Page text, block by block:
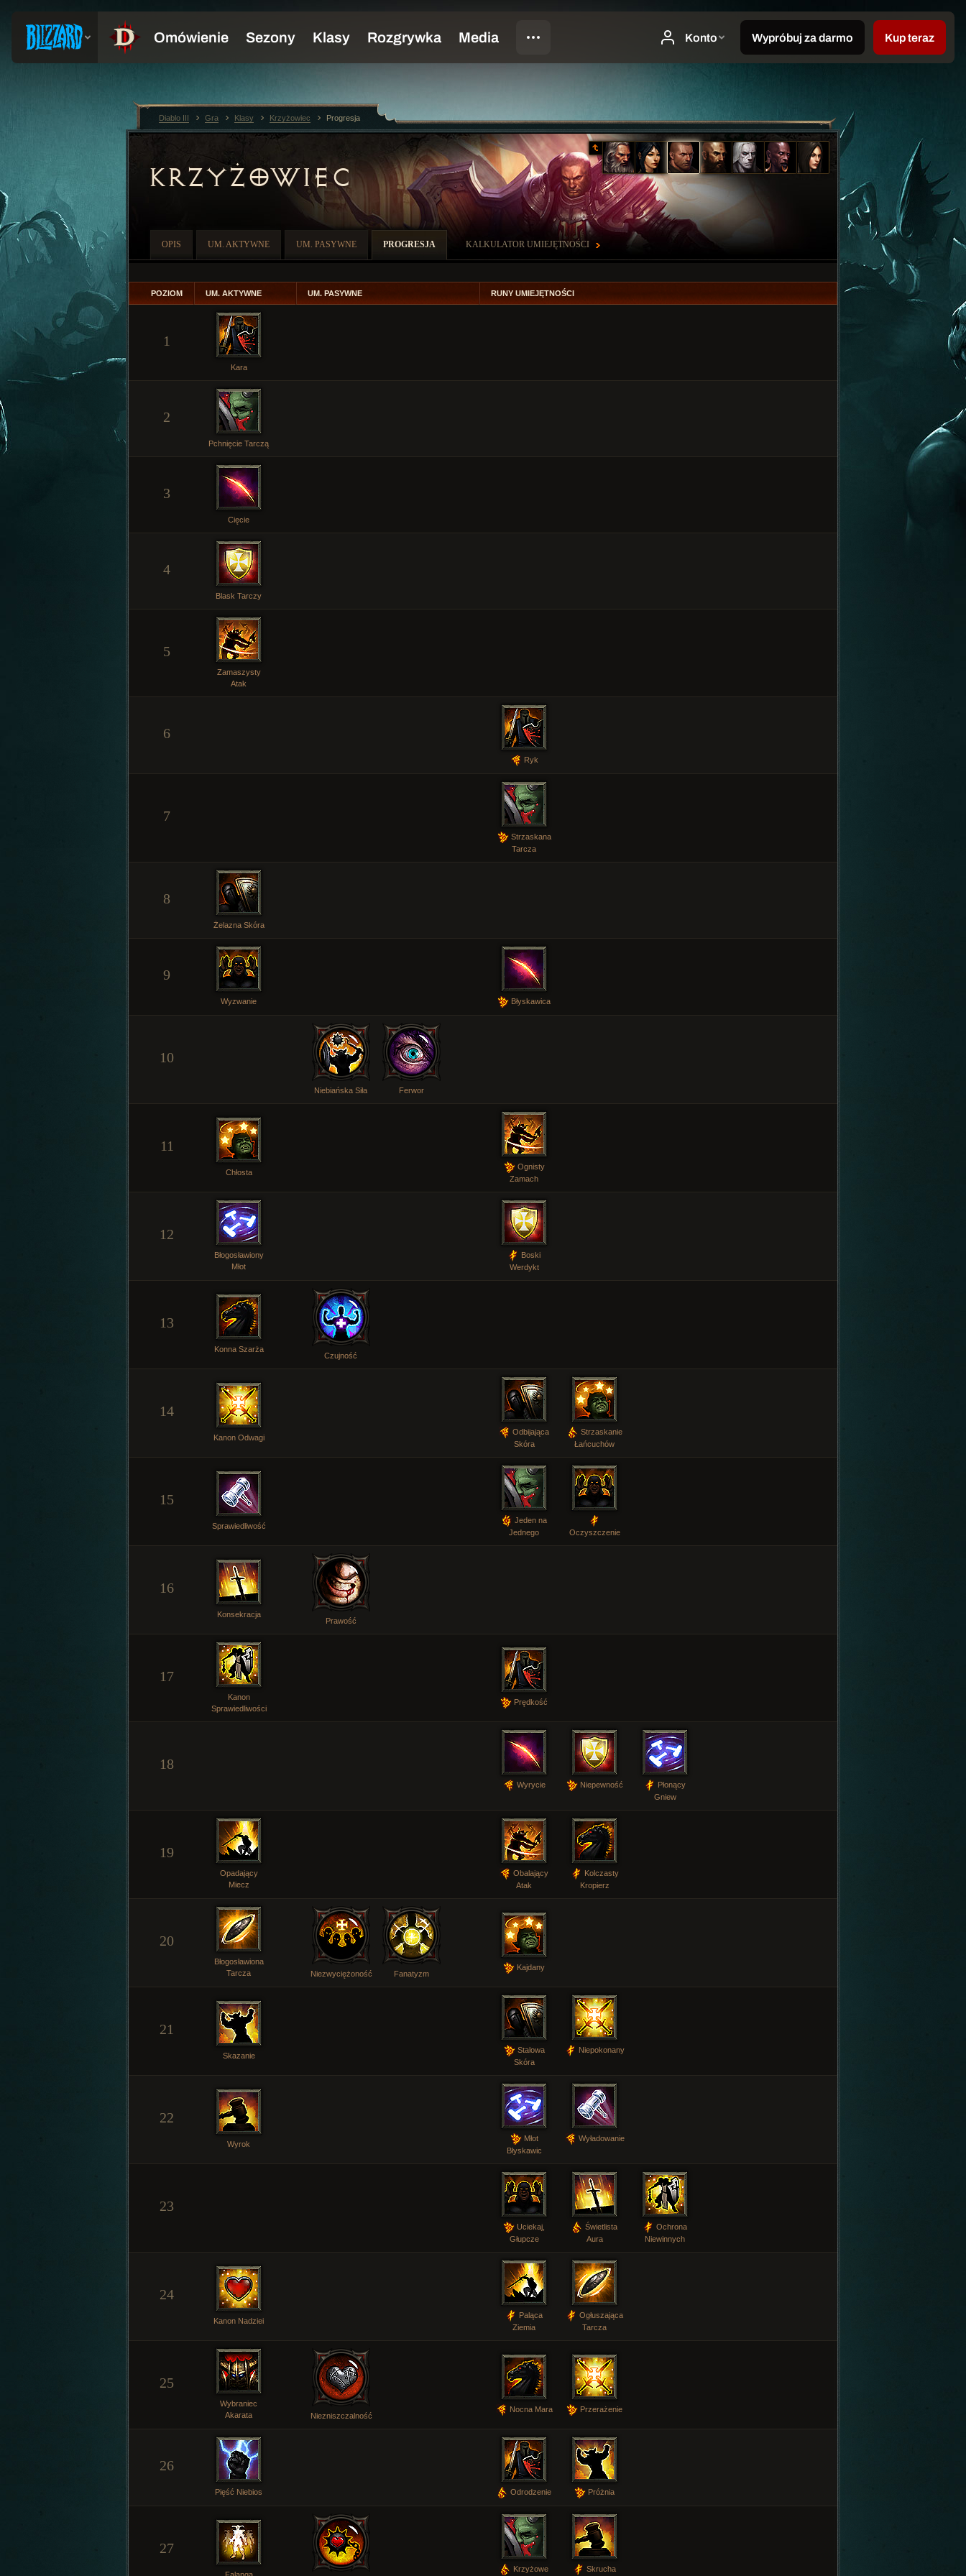
KRZYŻOWIEC
OPIS UM. AKTYWNE UM. PASYWNE PROGRESJA KALKULATOR UMIEJĘTNOŚCI
POZIOM UM. AKTYWNE UM. PASYWNE RUNY UMIEJĘTNOŚCI
1
Kara
2
Pchnięcie Tarczą
3
Cięcie
4
Blask Tarczy
5
Zamaszysty
Atak
6
Ryk
7
Strzaskana
Tarcza
8
Żelazna Skóra
9
Wyzwanie Błyskawica
10
Niebiańska Siła Ferwor
11
Chłosta
Ognisty
Zamach
12
Błogosławiony
Młot
Boski
Werdykt
13
Konna Szarża
Czujność
14
Kanon Odwagi
Odbijająca
Skóra
Strzaskanie
Łańcuchów
15
Sprawiedliwość
Jeden na
Jednego
Oczyszczenie
16
Konsekracja
Prawość
17
Kanon
Sprawiedliwości
Prędkość
18
Wyrycie Niepewność
Płonący
Gniew
19
Opadający
Miecz
Obalający
Atak
Kolczasty
Kropierz
20
Błogosławiona
Tarcza
Niezwyciężoność Fanatyzm
Kajdany
21
Skazanie
Stalowa
Skóra
Niepokonany
22
Wyrok
Młot
Błyskawic
Wyładowanie
23
Uciekaj,
Głupcze
Świetlista
Aura
Ochrona
Niewinnych
24
Kanon Nadziei
Paląca
Ziemia
Ogłuszająca
Tarcza
25
Wybraniec
Akarata
Niezniszczalność
Nocna Mara Przerażenie
26
Pięść Niebios Odrodzenie Próżnia
27
Krzyżowe Skrucha
Diablo III Gra Klasy Krzyżowiec Progresja